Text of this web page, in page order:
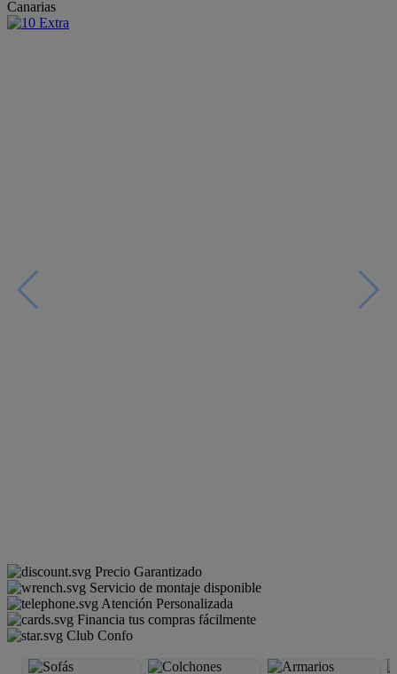
Canarias
Precio Garantizado
Servicio de montaje disponible
Atención Personalizada
Financia tus compras fácilmente
Club Confo